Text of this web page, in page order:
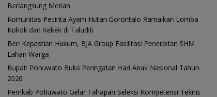
Berlangsung Meriah
Komunitas Pecinta Ayam Hutan Gorontalo Ramaikan Lomba
Kokok dan Kekek di Taluditi
Beri Kepastian Hukum, BJA Group Fasilitasi Penerbitan SHM
Lahan Warga
Bupati Pohuwato Buka Peringatan Hari Anak Nasional Tahun
2026
Pemkab Pohuwato Gelar Tahapan Seleksi Kompetensi Teknis